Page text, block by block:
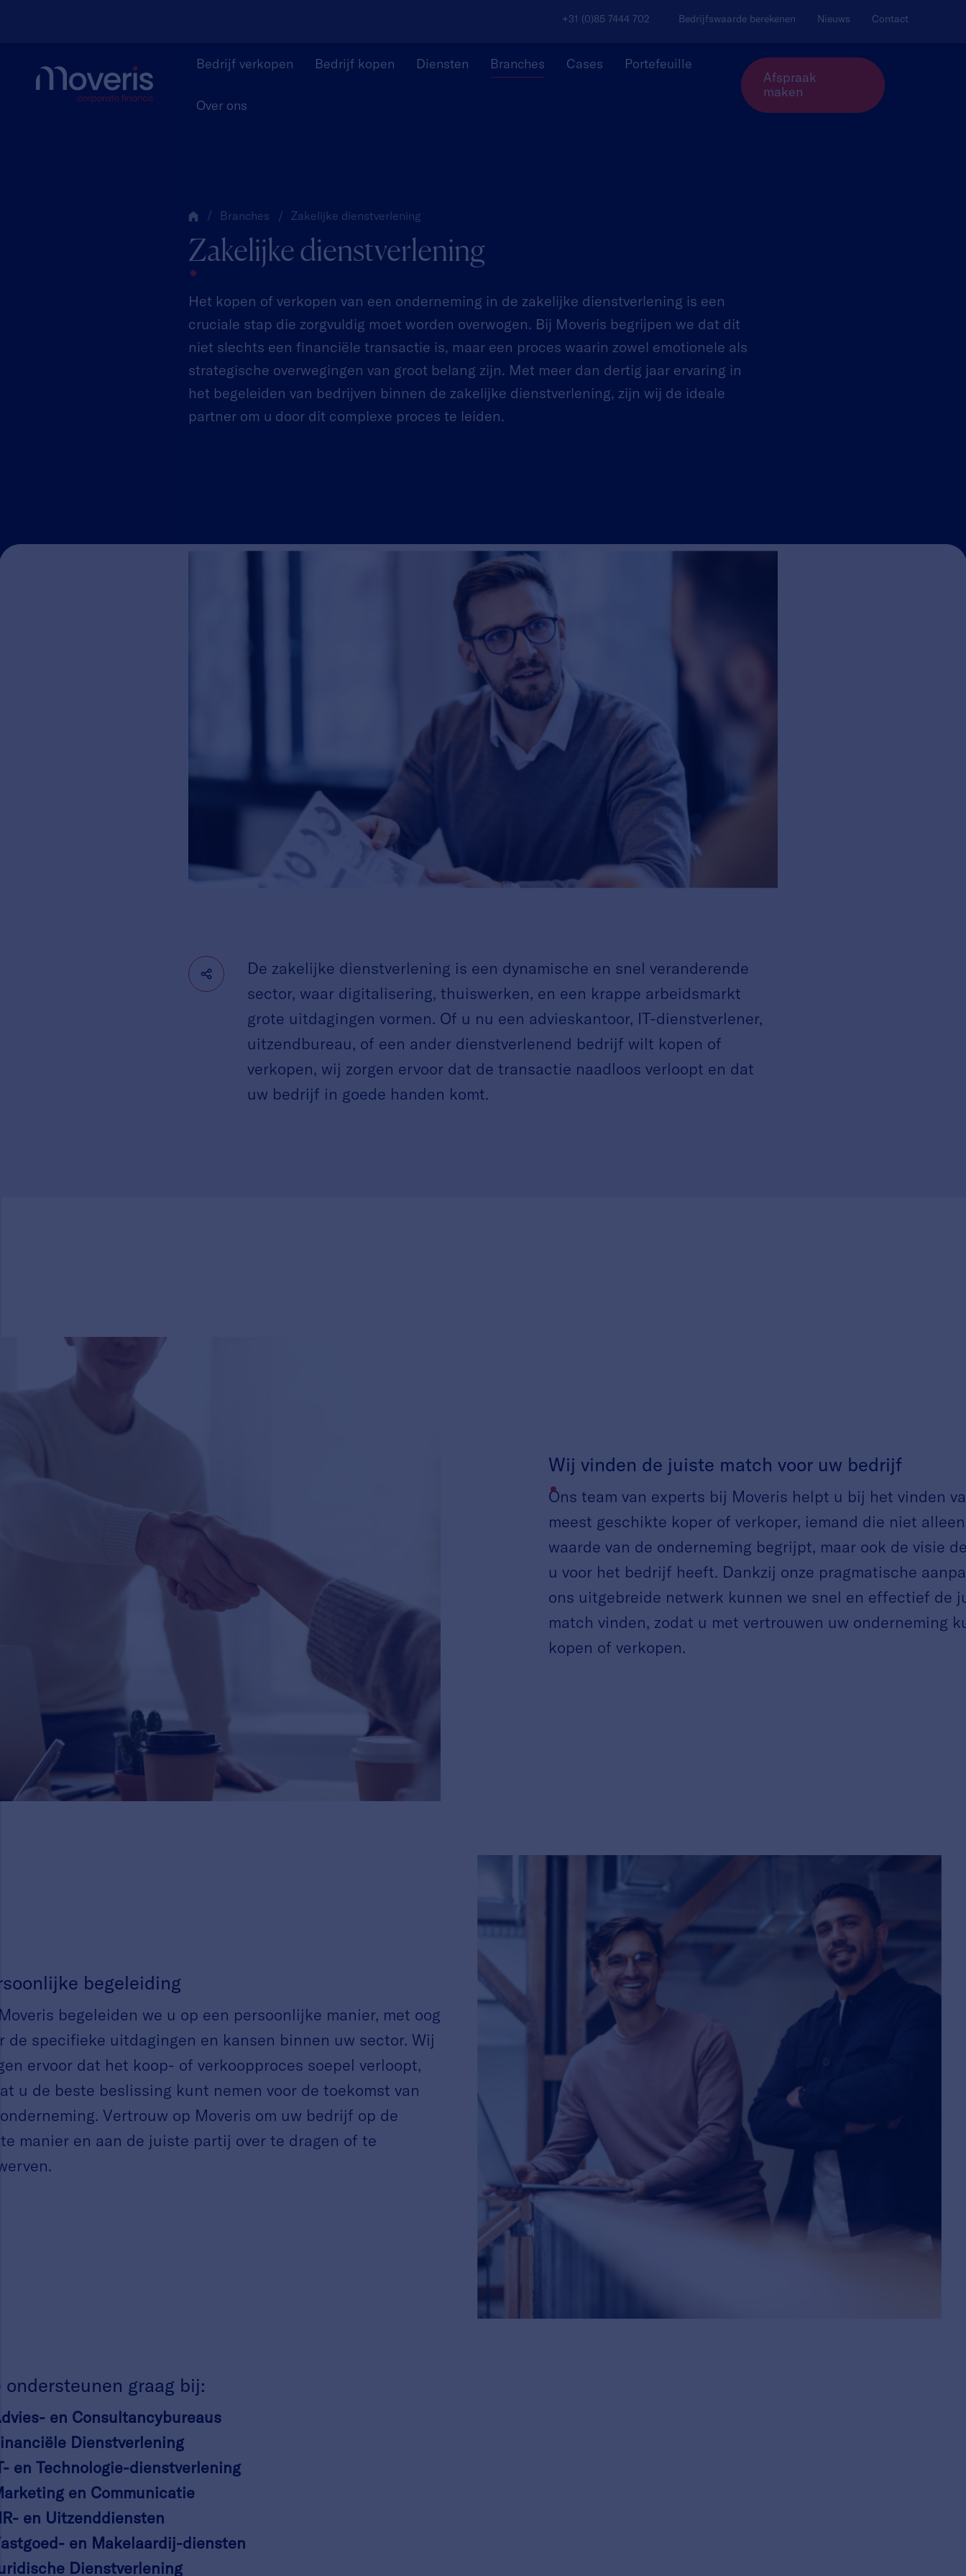
+31 (0)85 7444 702 Bedrijfswaarde berekenen Nieuws Contact
Bedrijf verkopen Bedrijf kopen Diensten Branches Cases Portefeuille
Over ons
Afspraak
maken
Branches Zakelijke dienstverlening
Zakelijke dienstverlening
Het kopen of verkopen van een onderneming in de zakelijke dienstverlening is een
cruciale stap die zorgvuldig moet worden overwogen. Bij Moveris begrijpen we dat dit
niet slechts een financiële transactie is, maar een proces waarin zowel emotionele als
strategische overwegingen van groot belang zijn. Met meer dan dertig jaar ervaring in
het begeleiden van bedrijven binnen de zakelijke dienstverlening, zijn wij de ideale
partner om u door dit complexe proces te leiden.
De zakelijke dienstverlening is een dynamische en snel veranderende
sector, waar digitalisering, thuiswerken, en een krappe arbeidsmarkt
grote uitdagingen vormen. Of u nu een advieskantoor, IT-dienstverlener,
uitzendbureau, of een ander dienstverlenend bedrijf wilt kopen of
verkopen, wij zorgen ervoor dat de transactie naadloos verloopt en dat
uw bedrijf in goede handen komt.
Wij vinden de juiste match voor uw bedrijf
Ons team van experts bij Moveris helpt u bij het vinden
meest geschikte koper of verkoper, iemand die niet
waarde van de onderneming begrijpt, maar ook de visie
u voor het bedrijf heeft. Dankzij onze pragmatische
ons uitgebreide netwerk kunnen we snel en effectief de
match vinden, zodat u met vertrouwen uw onderneming
kopen of verkopen.
begeleiding
begeleiden we u op een persoonlijke manier, met oog
de specifieke uitdagingen en kansen binnen uw sector. Wij
ervoor dat het koop- of verkoopproces soepel verloopt,
u de beste beslissing kunt nemen voor de toekomst van
Vertrouw op Moveris om uw bedrijf op de
manier en aan de juiste partij over te dragen of te
ondersteunen graag bij:
en Consultancybureaus
Dienstverlening
en Technologie-dienstverlening
en Communicatie
en Uitzenddiensten
en Makelaardij-diensten
Dienstverlening